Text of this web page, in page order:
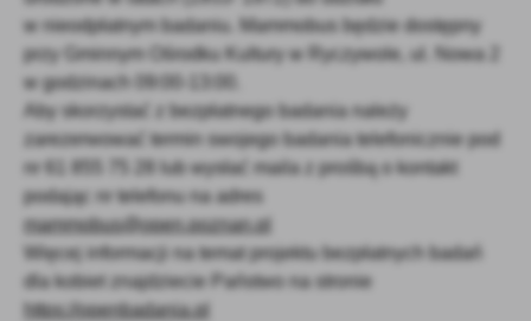
Firmy te działają w charakterze pośredników prezentujących nasze
treści w postaci wiadomości, ofert, komunikatów mediów
społecznościowych.
w nieodpłatnym badaniu. Mammobus będzie dostępny
przy Gminnym Ośrodku Kultury w Ryczywole, ul. Nowa 2
w godzinach 09:00-13:00.
Aby skorzystać z bezpłatnego badania należy
zarezerwować termin swojego badania telefonicznie pod
nr 61 855 75 28 lub wysłać maila z prośbą o kontakt
podając nr telefonu na adres
mammobus@open.poznan.pl
Więcej informacji na temat projektu bezpłatnych badań
dla kobiet znajdziecie Państwo na stronie
https://openbadania.pl